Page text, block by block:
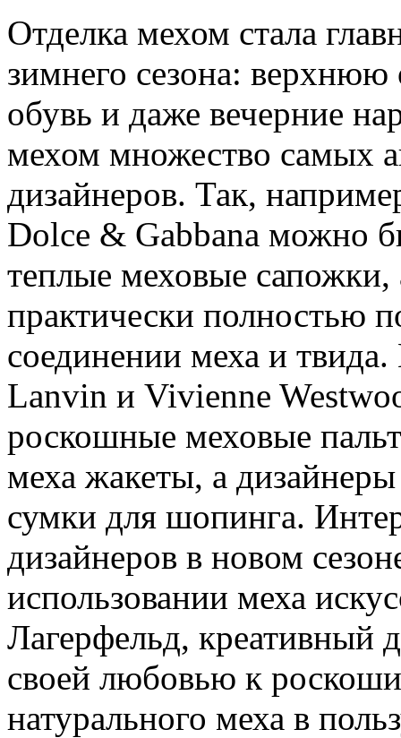
Отделка мехом стала
зимнего сезона:
обувь и даже вечерние
мехом множество самых
дизайнеров. Так,
Dolce & Gabbana можно
теплые меховые сапожки,
практически полностью
соединении меха и
Lanvin и Vivienne
роскошные меховые
меха жакеты, а
сумки для шопинга.
дизайнеров в новом
использовании меха
Лагерфельд, креативный
своей любовью к
натурального меха в